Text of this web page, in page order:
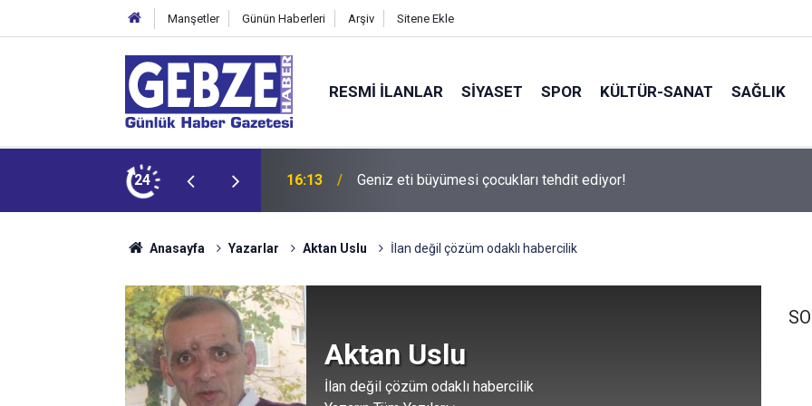
Manşetler Günün Haberleri Arşiv Sitene Ekle
RESMI İLANLAR SİYASET SPOR KÜLTÜR-SANAT SAĞLIK
24 15:27 Bilişim 500 Araştırması’nın sonuçları açıklandı
Anasayfa Yazarlar Aktan Uslu İlan değil çözüm odaklı habercilik
Aktan Uslu
İlan değil çözüm odaklı habercilik